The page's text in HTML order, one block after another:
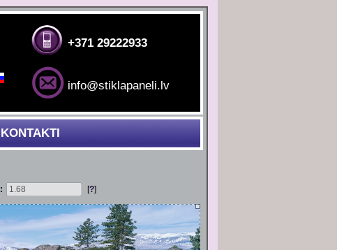
+371 29222933
info@stiklapaneli.lv
KONTAKTI
: [?]